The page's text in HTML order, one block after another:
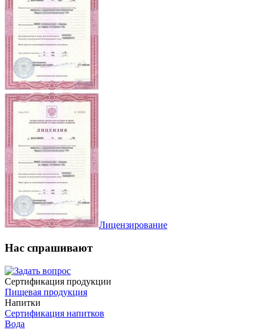
Лицензирование
Нас спрашивают
Сертификация продукции
Пищевая продукция
Напитки
Сертификация напитков
Вода